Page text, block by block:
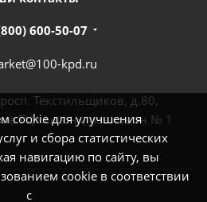
cookie для улучшения
и сбора статистических
навигацию по сайту, вы
cookie в соответствии
с
600-50-07
kpd.ru
Текстильщиков, д.80,
ТЦ «Аксон», павильон № 1